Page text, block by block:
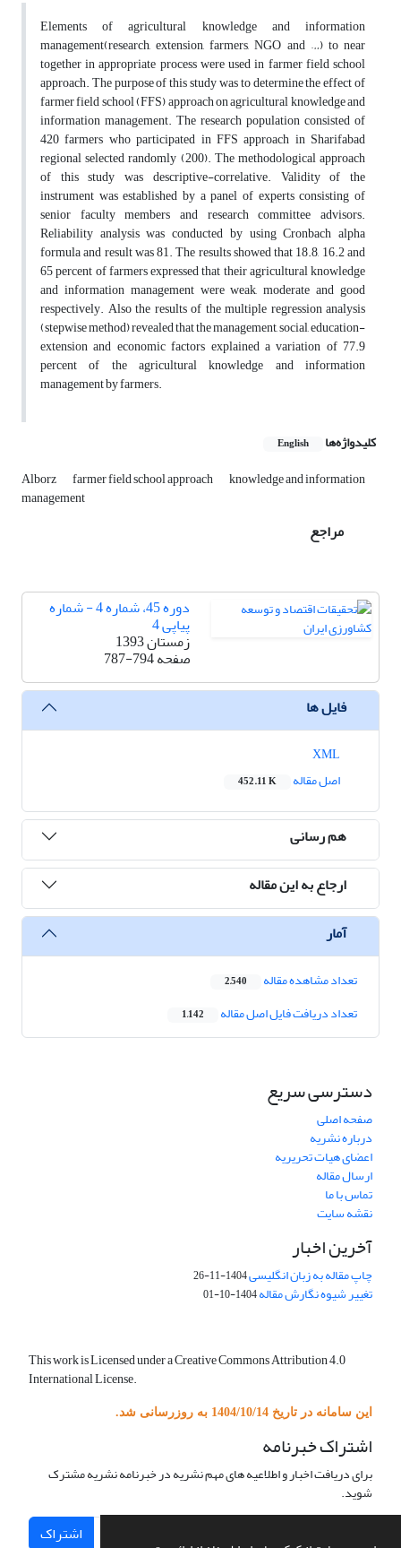
Elements of agricultural knowledge and information
management(research, extension, farmers, NGO and …) to near
together in appropriate process were used in farmer field school
approach. The purpose of this study was to determine the effect of
farmer field school (FFS) approach on agricultural knowledge and
information management. The research population consisted of
420 farmers who participated in FFS approach in Sharifabad
regional selected randomly (200). The methodological approach
of this study was descriptive-correlative. Validity of the
instrument was established by a panel of experts consisting of
senior faculty members and research committee advisors.
Reliability analysis was conducted by using Cronbach alpha
formula and result was 81. The results showed that 18.8, 16.2 and
65 percent of farmers expressed that their agricultural knowledge
and information management were weak, moderate and good
respectively. Also the results of the multiple regression analysis
(stepwise method) revealed that the management, social, education-
extension and economic factors explained a variation of 77.9
percent of the agricultural knowledge and information
management by farmers.
کلیدواژه‌ها English
Alborz farmer field school approach knowledge and information
management
مراجع
دوره 45، شماره 4 - شماره
پیاپی 4
زمستان 1393
صفحه787-794
فایل ها
اصل مقاله
452.11 K
هم رسانی
ارجاع به این مقاله
آمار
تعداد مشاهده مقاله 2,540
تعداد دریافت فایل اصل مقاله 1,142
دسترسی سریع
صفحه اصلی
درباره نشریه
اعضای هیات تحریریه
ارسال مقاله
تماس با ما
نقشه سایت
آخرین اخبار
چاپ مقاله به زبان انگلیسی1404-11-26
تغییر شیوه نگارش مقاله1404-10-01
This work is Licensed under a Creative Commons Attribution 4.0
International License.
این سامانه در تاریخ 1404/10/14 به روزرسانی شد.
اشتراک خبرنامه
برای دریافت اخبار و اطلاعیه های مهم نشریه در خبرنامه نشریه مشترک
شوید.
اشتراک